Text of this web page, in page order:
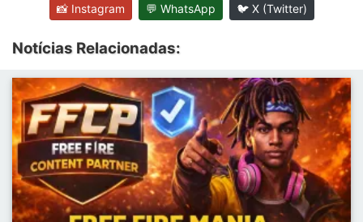
📸 Instagram 💬 WhatsApp 🐦 X (Twitter)
Notícias Relacionadas: